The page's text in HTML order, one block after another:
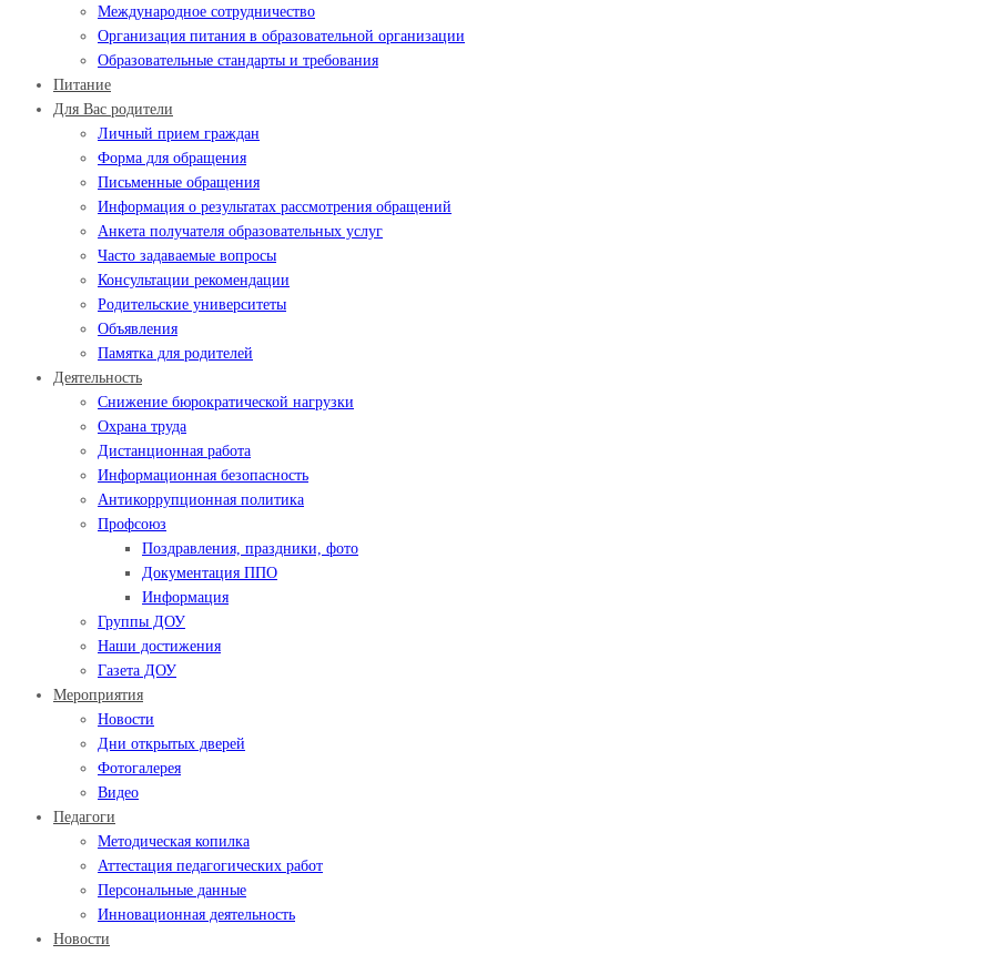
Международное сотрудничество
Организация питания в образовательной организации
Образовательные стандарты и требования
Питание
Для Вас родители
Личный прием граждан
Форма для обращения
Письменные обращения
Информация о результатах рассмотрения обращений
Анкета получателя образовательных услуг
Часто задаваемые вопросы
Консультации рекомендации
Родительские университеты
Объявления
Памятка для родителей
Деятельность
Снижение бюрократической нагрузки
Охрана труда
Дистанционная работа
Информационная безопасность
Антикоррупционная политика
Профсоюз
Поздравления, праздники, фото
Документация ППО
Информация
Группы ДОУ
Наши достижения
Газета ДОУ
Мероприятия
Новости
Дни открытых дверей
Фотогалерея
Видео
Педагоги
Методическая копилка
Аттестация педагогических работ
Персональные данные
Инновационная деятельность
Новости